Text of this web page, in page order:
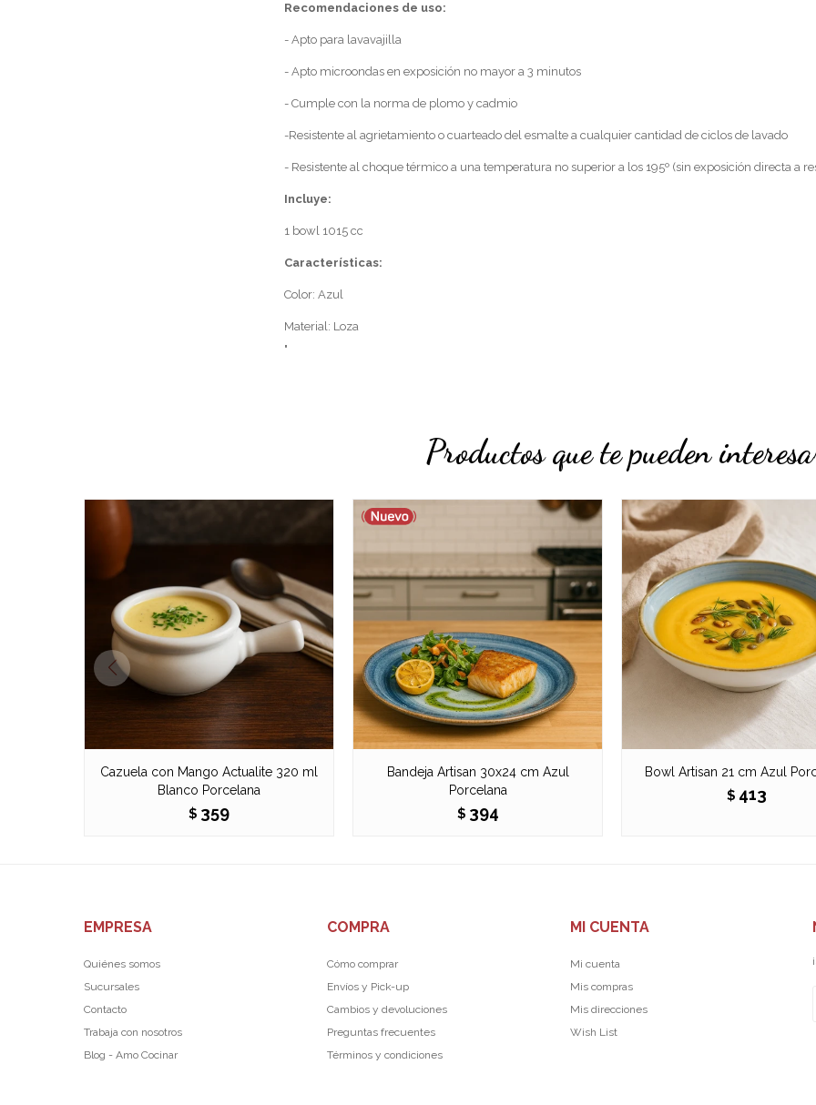
Recomendaciones de uso:
- Apto para lavavajilla
- Apto microondas en exposición no mayor a 3 minutos
- Cumple con la norma de plomo y cadmio
-Resistente al agrietamiento o cuarteado del esmalte a cualquier cantidad de ciclos de lavado
- Resistente al choque térmico a una temperatura no superior a los 195º (sin exposición directa a
Incluye:
1 bowl 1015 cc
Características:
Color: Azul
Material: Loza
"
Productos que te pueden
Cazuela con Mango Actualite 320 ml
Blanco Porcelana
$ 359
Bandeja Artisan 30x24 cm Azul
Porcelana
$ 394
Bowl Artisan 21 cm Azul
$ 413
EMPRESA
Quiénes somos
Sucursales
Contacto
Trabaja con nosotros
Blog - Amo Cocinar
COMPRA
Cómo comprar
Envíos y Pick-up
Cambios y devoluciones
Preguntas frecuentes
Términos y condiciones
MI CUENTA
Mi cuenta
Mis compras
Mis direcciones
Wish List